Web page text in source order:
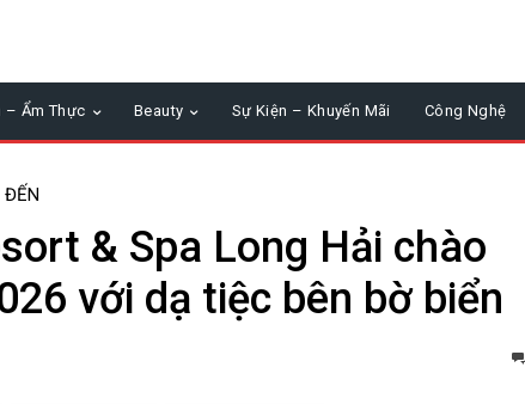
– Ẩm Thực Beauty Sự Kiện – Khuyến Mãi Công Nghệ
ĐẾN
& Spa Long Hải chào
với dạ tiệc bên bờ biển